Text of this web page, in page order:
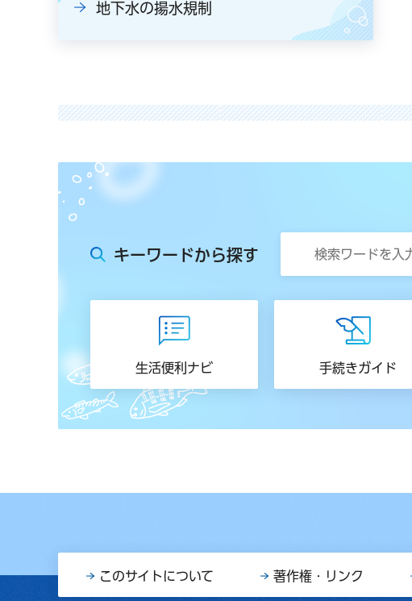
地下水の揚水規制
キーワードから探す
生活便利ナビ 手続きガイド
このサイトについて 著作権・リンク